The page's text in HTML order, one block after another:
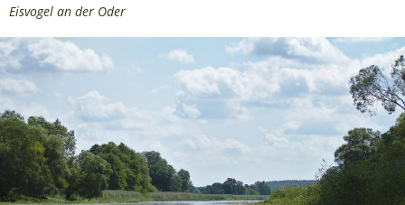
Eisvogel an der Oder